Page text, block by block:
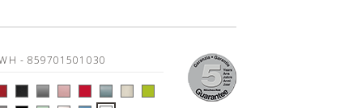
- 859701501030